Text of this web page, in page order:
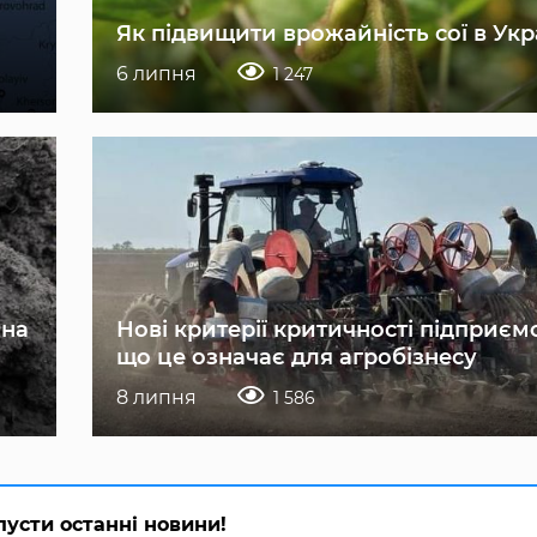
Як підвищити врожайність сої в
6 липня 1 247
Нові критерії критичності
що це означає для агробізнесу
8 липня 1 586
останні новини!